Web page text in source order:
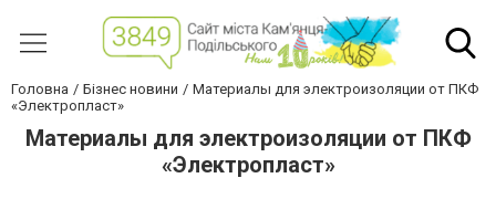
Головна Бізнес новини
Материалы для электроизоляции от ПКФ
«Электропласт»
Материалы для электроизоляции от ПКФ
«Электропласт»